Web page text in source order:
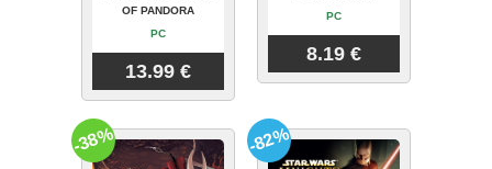
OF PANDORA
PC
13.99 €
PC
8.19 €
-38% -82%